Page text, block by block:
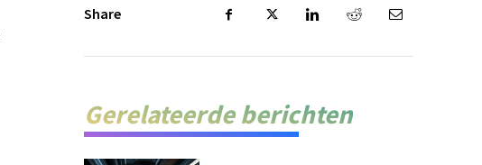
Share
Gerelateerde berichten